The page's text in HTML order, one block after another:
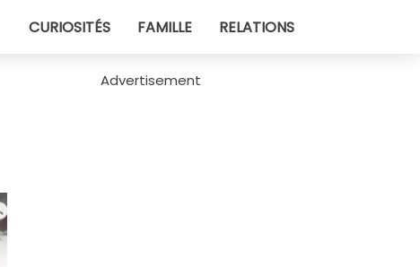
CURIOSITÉS FAMILLE RELATIONS
Advertisement